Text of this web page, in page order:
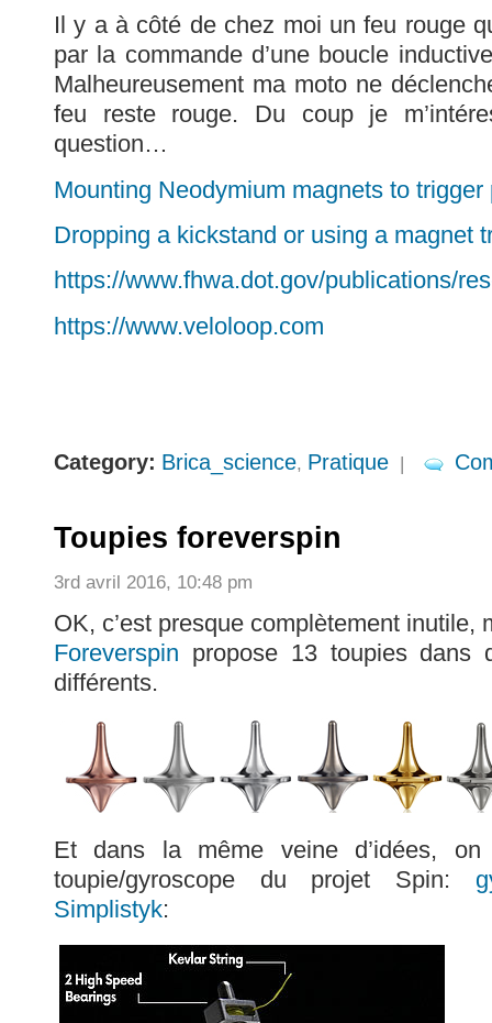
Il y a à côté de chez moi un feu rouge
par la commande d’une boucle
Malheureusement ma moto ne
feu reste rouge. Du coup je
question…
Mounting Neodymium magnets to trigger
Dropping a kickstand or using a magnet
https://www.fhwa.dot.gov/publications/
https://www.veloloop.com
Category: Brica_science, Pratique |
Toupies foreverspin
3rd avril 2016, 10:48 pm
OK, c’est presque complètement inutile,
Foreverspin propose 13 toupies dans
différents.
Et dans la même veine d’idées,
toupie/gyroscope du projet Spin:
Simplistyk: